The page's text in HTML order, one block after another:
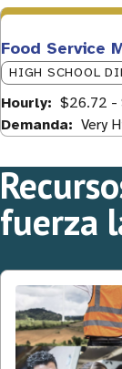
Food Service
HIGH SCHOOL
Hourly
$26.72 -
Demanda
Very
fuerza